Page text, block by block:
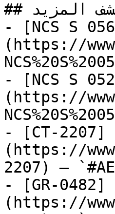
## اكتشف المزيد
- [NCS S
(https://
- [NCS S
(https://
- [CT-2207]
(https://
2207) —
- [GR-0482]
(https://